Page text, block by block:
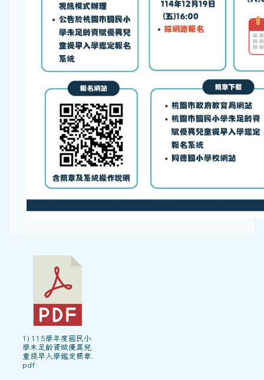
1) 115學年度國民小
學未足齡資賦優異兒
童提早入學鑑定簡章.
pdf